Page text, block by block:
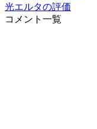
光エルタの評価
コメント一覧